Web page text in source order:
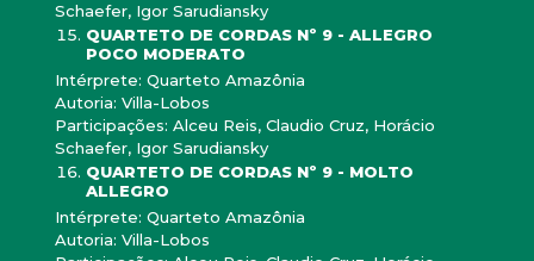
Schaefer, Igor Sarudiansky
QUARTETO DE CORDAS Nº 9 - ALLEGRO
POCO MODERATO
Intérprete: Quarteto Amazônia
Autoria: Villa-Lobos
Participações: Alceu Reis, Claudio Cruz, Horácio
Schaefer, Igor Sarudiansky
QUARTETO DE CORDAS Nº 9 - MOLTO
ALLEGRO
Intérprete: Quarteto Amazônia
Autoria: Villa-Lobos